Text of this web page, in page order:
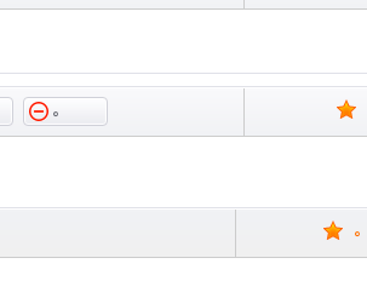
0
0